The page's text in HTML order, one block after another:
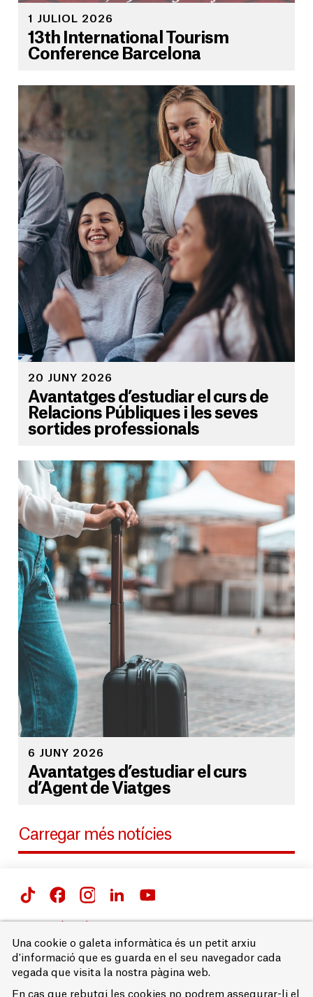
1 JULIOL 2026
13th International Tourism
Conference Barcelona
20 JUNY 2026
Avantatges d’estudiar el curs de
Relacions Públiques i les seves
sortides professionals
6 JUNY 2026
Avantatges d’estudiar el curs
d’Agent de Viatges
Carregar més notícies
08007 Barcelona
T. 93 215 68 00
Avís legal
Accessibilitat
Una cookie o galeta informàtica és un petit arxiu
d'informació que es guarda en el seu navegador cada
vegada que visita la nostra pàgina web.
En cas que rebutgi les cookies no podrem assegurar-li el